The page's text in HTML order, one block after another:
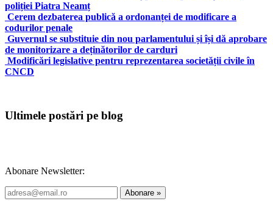
poliției Piatra Neamț
Cerem dezbaterea publică a ordonanței de modificare a
codurilor penale
Guvernul se substituie din nou parlamentului și își dă aprobare
de monitorizare a deținătorilor de carduri
Modificări legislative pentru reprezentarea societății civile în
CNCD
Ultimele postări pe blog
Abonare Newsletter: